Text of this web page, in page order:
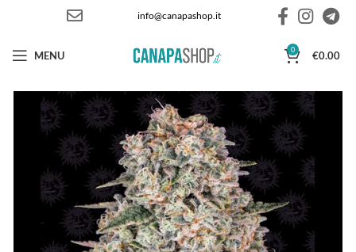
info@canapashop.it
MENU 0 €0.00